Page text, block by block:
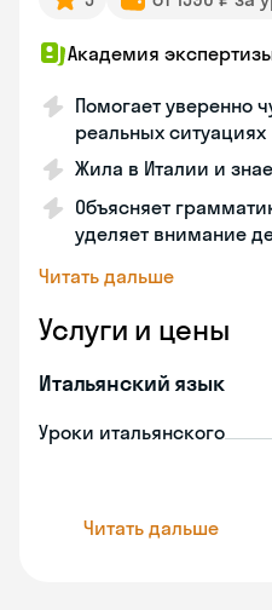
Академия
Помогает уверенно
реальных ситуациях
Жила в Италии и
Объясняет
уделяет внимание
Читать дальше
Услуги и цены
Итальянский язык
Уроки итальянского
Читать дальше